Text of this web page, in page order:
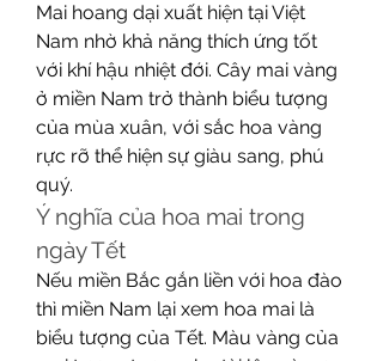
Mai hoang dại xuất hiện tại Việt
Nam nhờ khả năng thích ứng tốt
với khí hậu nhiệt đới. Cây mai vàng
ở miền Nam trở thành biểu tượng
của mùa xuân, với sắc hoa vàng
rực rỡ thể hiện sự giàu sang, phú
quý.
Ý nghĩa của hoa mai trong
ngày Tết
Nếu miền Bắc gắn liền với hoa đào
thì miền Nam lại xem hoa mai là
biểu tượng của Tết. Màu vàng của